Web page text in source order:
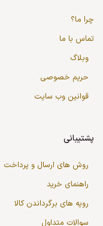
چرا ما؟
تماس با ما
وبلاگ
حریم خصوصی
قوانین وب سایت
پشتیبانی
روش های ارسال و پرداخت
راهنمای خرید
رویه های برگرداندن کالا
سوالات متداول